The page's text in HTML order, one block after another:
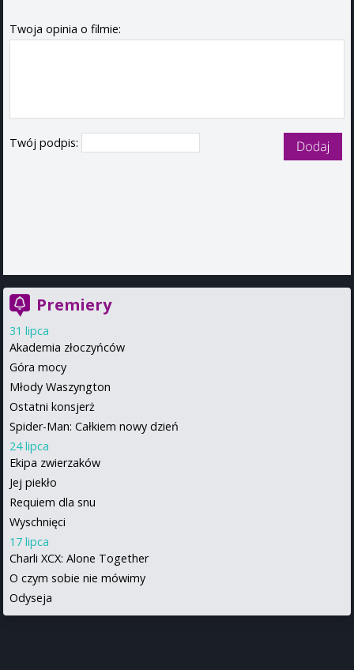
Twoja opinia o filmie:
Twój podpis:
Premiery
31 lipca
Akademia złoczyńców
Góra mocy
Młody Waszyngton
Ostatni konsjerż
Spider-Man: Całkiem nowy dzień
24 lipca
Ekipa zwierzaków
Jej piekło
Requiem dla snu
Wyschnięci
17 lipca
Charli XCX: Alone Together
O czym sobie nie mówimy
Odyseja